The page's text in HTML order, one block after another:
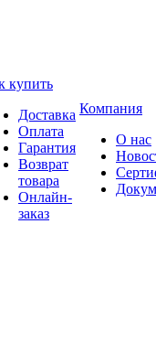
купить
Доставка
Оплата
Гарантия
Возврат
товара
Онлайн-
заказ
Компания
О нас